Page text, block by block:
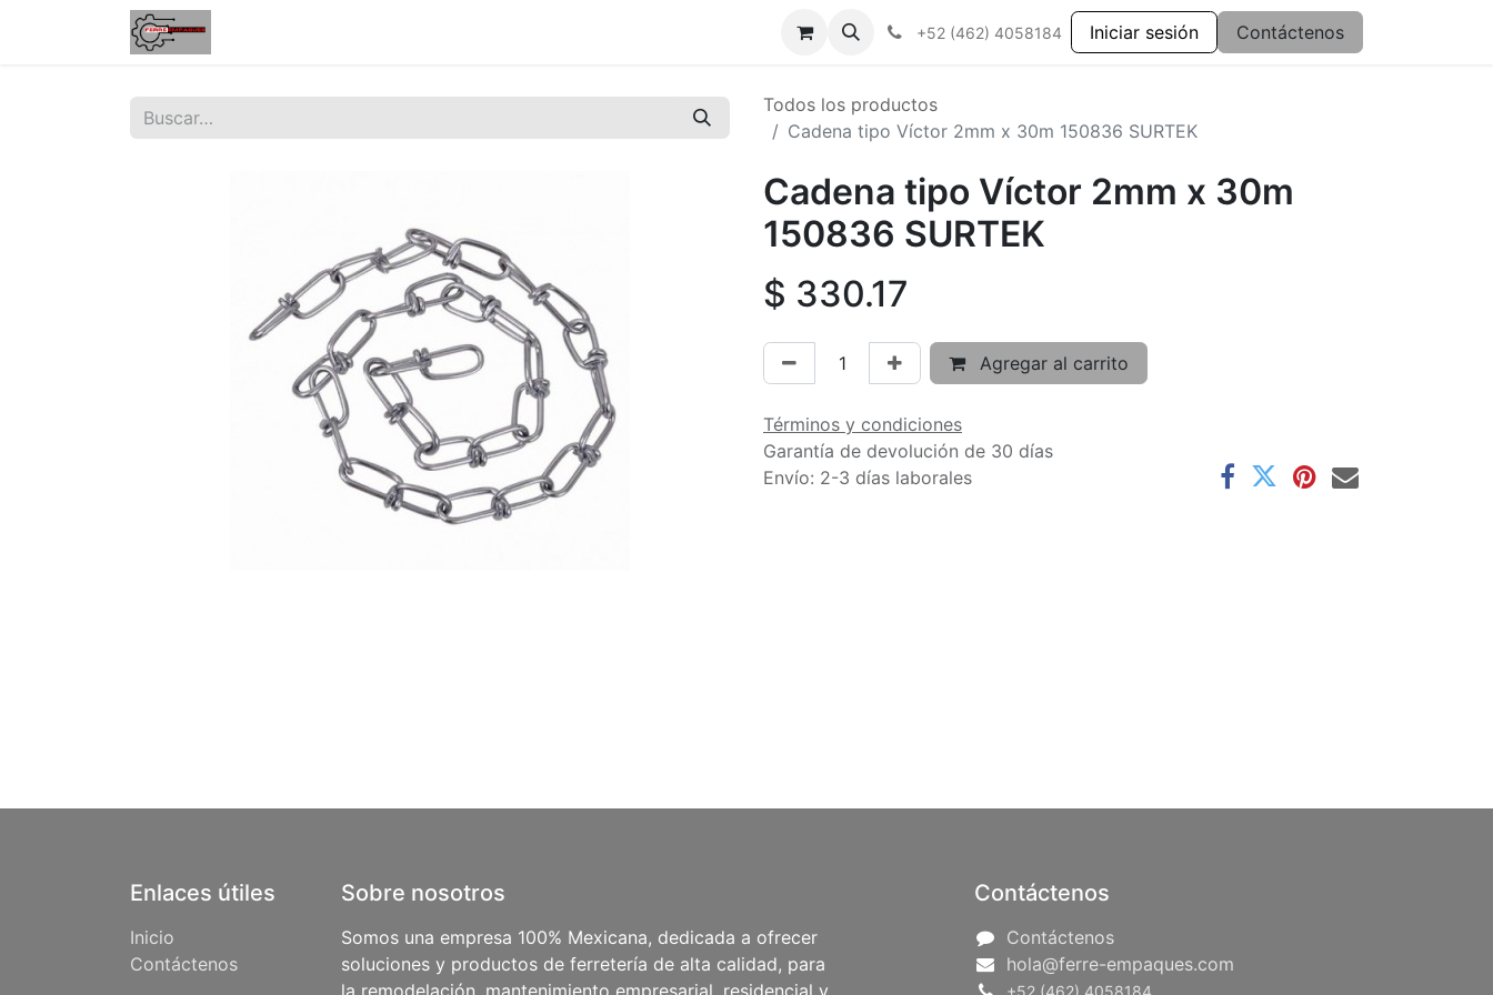
+52 (462) 4058184 Iniciar sesión Contáctenos
Todos los productos
Cadena tipo Víctor 2mm x 30m 150836 SURTEK
Cadena tipo Víctor 2mm x 30m
150836 SURTEK
$ 330.17
Agregar al carrito
Términos y condiciones
Garantía de devolución de 30 días
Envío: 2-3 días laborales
Enlaces útiles
Inicio
Contáctenos
Sobre nosotros
Somos una empresa 100% Mexicana, dedicada a ofrecer
soluciones y productos de ferretería de alta calidad, para
la remodelación, mantenimiento empresarial, residencial y
Contáctenos
Contáctenos
hola@ferre-empaques.com
+52 (462) 4058184